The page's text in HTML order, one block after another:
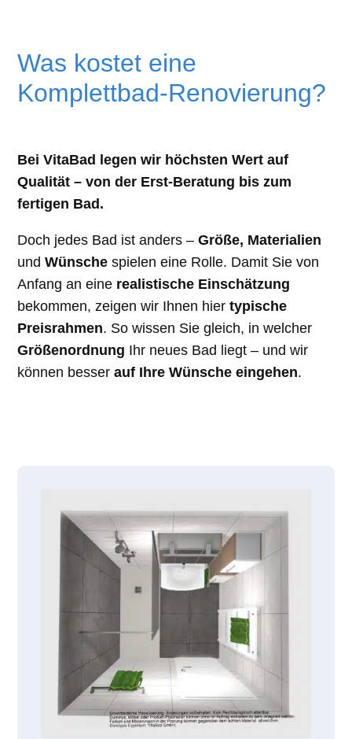
Was kostet eine
Komplettbad-Renovierung?
Bei VitaBad legen wir höchsten Wert auf
Qualität – von der Erst-Beratung bis zum
fertigen Bad.
Doch jedes Bad ist anders –Größe, Materialien
undWünsche spielen eine Rolle. Damit Sie von
Anfang an eine realistische Einschätzung
bekommen, zeigen wir Ihnen hiertypische
Preisrahmen. So wissen Sie gleich, in welcher
Größenordnung Ihr neues Bad liegt – und wir
können besserauf Ihre Wünsche eingehen.